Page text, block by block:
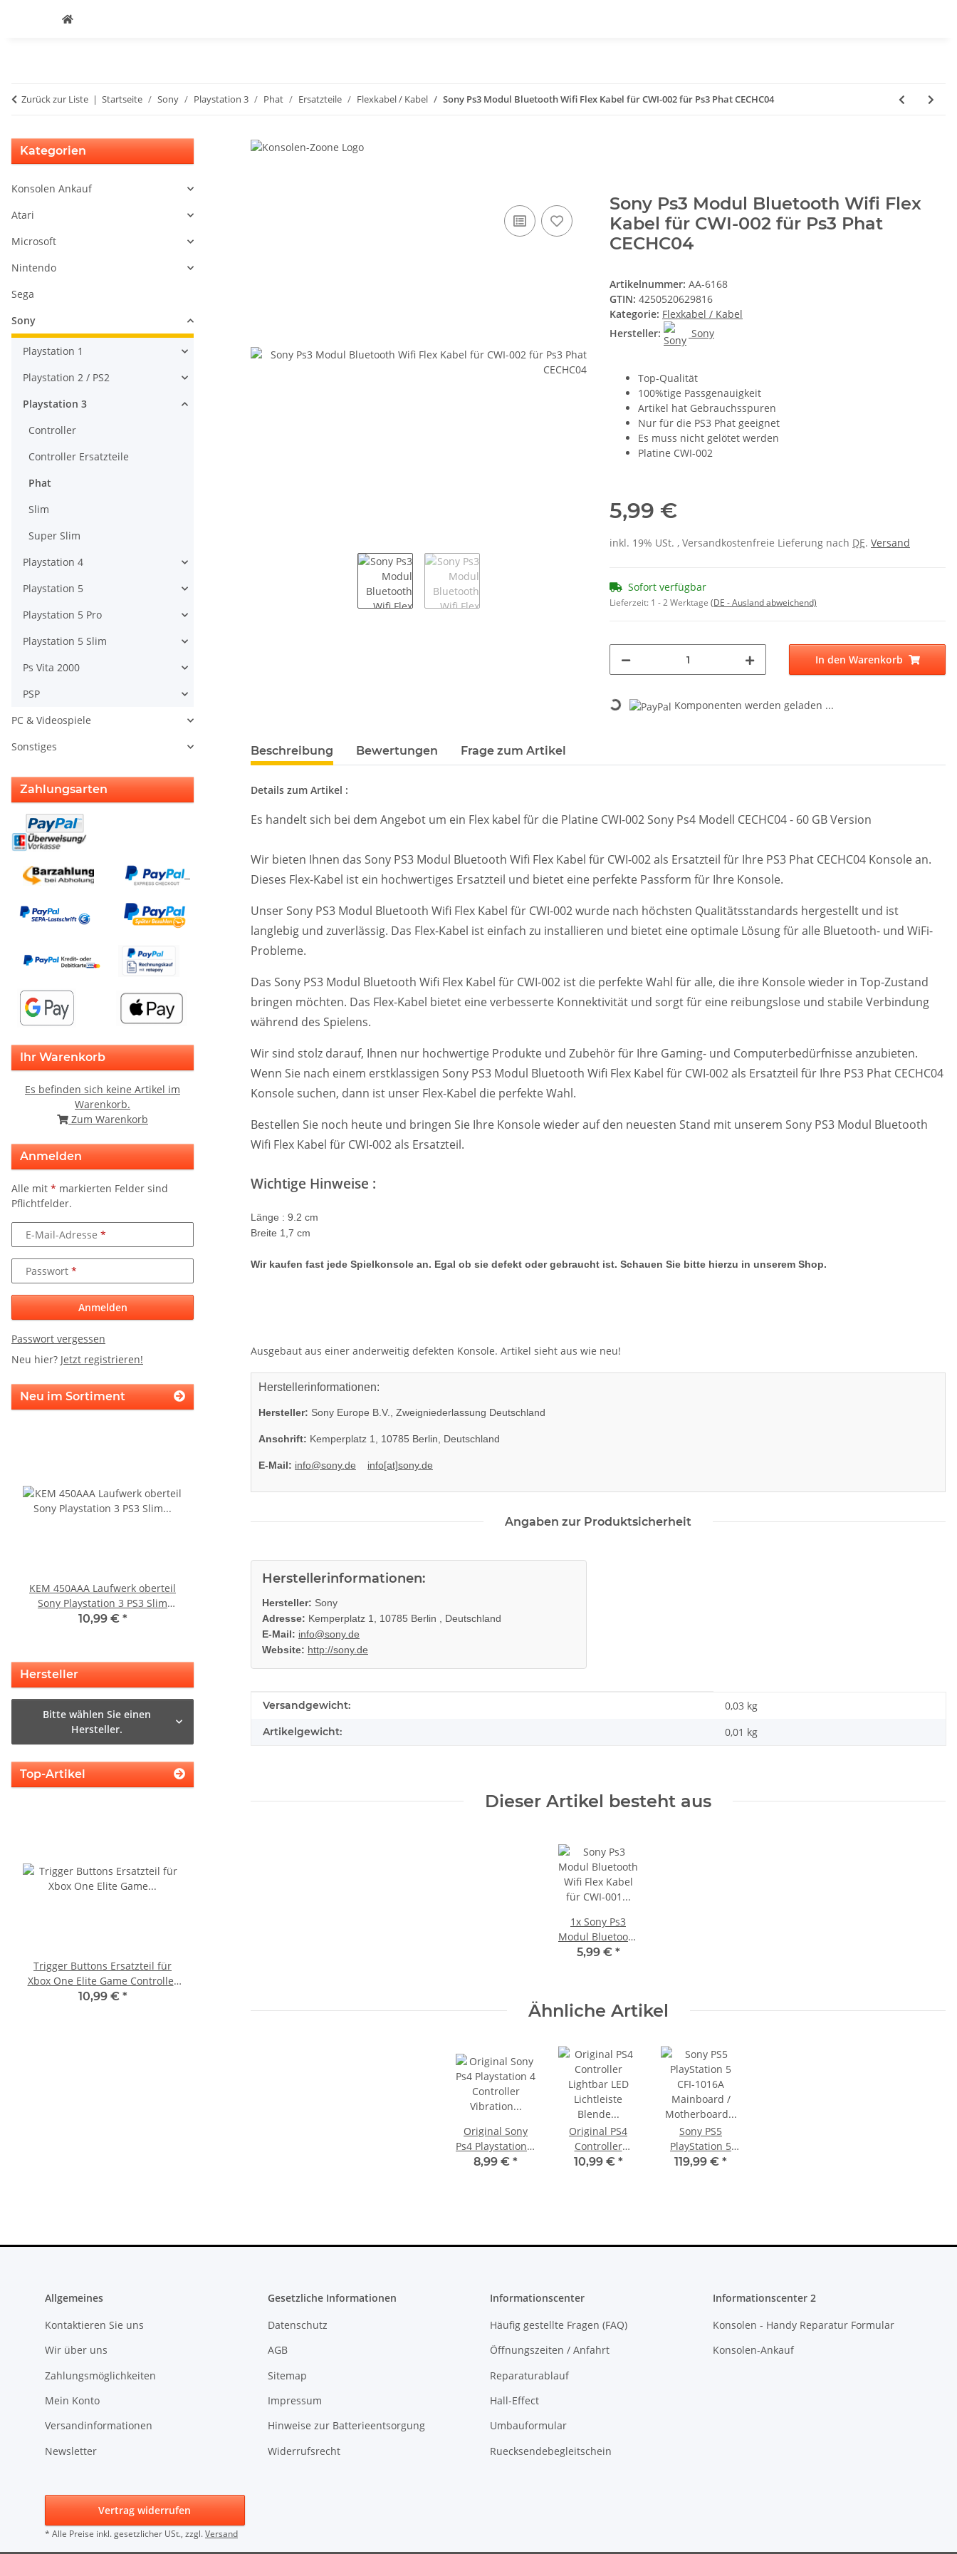
Zurück zur Liste Startseite Sony Playstation 3 Phat Ersatzteile Flexkabel / Kabel Sony Ps3 Modul Bluetooth Wifi Flex Kabel für CWI-002 für Ps3 Phat CECHC04
Sony Ps3 Modul Bluetooth Wifi Flex
Kabel für CWI-002 für Ps3 Phat
CECHC04
Artikelnummer: AA-6168
GTIN: 4250520629816
Kategorie: Flexkabel / Kabel
Hersteller:
Sony
Top-Qualität
100%tige Passgenauigkeit
Artikel hat Gebrauchsspuren
Nur für die PS3 Phat geeignet
Es muss nicht gelötet werden
Platine CWI-002
5,99 €
inkl. 19% USt. , Versandkostenfreie Lieferung nach DE. Versand
Sofort verfügbar
Lieferzeit: 1 - 2 Werktage (DE - Ausland abweichend)
In den Warenkorb
Loading... Komponenten werden geladen ...
weitere Registerkarten anzeigen
Beschreibung Bewertungen Frage zum Artikel
Details zum Artikel :
Es handelt sich bei dem Angebot um ein Flex kabel für die Platine CWI-002 Sony Ps4 Modell CECHC04 - 60 GB Version
Wir bieten Ihnen das Sony PS3 Modul Bluetooth Wifi Flex Kabel für CWI-002 als Ersatzteil für Ihre PS3 Phat CECHC04 Konsole an.
Dieses Flex-Kabel ist ein hochwertiges Ersatzteil und bietet eine perfekte Passform für Ihre Konsole.
Unser Sony PS3 Modul Bluetooth Wifi Flex Kabel für CWI-002 wurde nach höchsten Qualitätsstandards hergestellt und ist
langlebig und zuverlässig. Das Flex-Kabel ist einfach zu installieren und bietet eine optimale Lösung für alle Bluetooth- und WiFi-
Probleme.
Das Sony PS3 Modul Bluetooth Wifi Flex Kabel für CWI-002 ist die perfekte Wahl für alle, die ihre Konsole wieder in Top-Zustand
bringen möchten. Das Flex-Kabel bietet eine verbesserte Konnektivität und sorgt für eine reibungslose und stabile Verbindung
während des Spielens.
Wir sind stolz darauf, Ihnen nur hochwertige Produkte und Zubehör für Ihre Gaming- und Computerbedürfnisse anzubieten.
Wenn Sie nach einem erstklassigen Sony PS3 Modul Bluetooth Wifi Flex Kabel für CWI-002 als Ersatzteil für Ihre PS3 Phat CECHC04
Konsole suchen, dann ist unser Flex-Kabel die perfekte Wahl.
Bestellen Sie noch heute und bringen Sie Ihre Konsole wieder auf den neuesten Stand mit unserem Sony PS3 Modul Bluetooth
Wifi Flex Kabel für CWI-002 als Ersatzteil.
Wichtige Hinweise :
Länge : 9.2 cm
Breite 1,7 cm
Wir kaufen fast jede Spielkonsole an. Egal ob sie defekt oder gebraucht ist. Schauen Sie bitte hierzu in unserem Shop.
Ausgebaut aus einer anderweitig defekten Konsole. Artikel sieht aus wie neu!
Herstellerinformationen:
Hersteller: Sony Europe B.V., Zweigniederlassung Deutschland
Anschrift: Kemperplatz 1, 10785 Berlin, Deutschland
E-Mail: info@sony.de info[at]sony.de
Angaben zur Produktsicherheit
Herstellerinformationen:
Hersteller: Sony
Adresse: Kemperplatz 1, 10785 Berlin , Deutschland
E-Mail: info@sony.de
Website: http://sony.de
Produkteigenschaft
Wert
Versandgewicht: 0,03 kg
Artikelgewicht: 0,01 kg
Dieser Artikel besteht aus
1x Sony Ps3
Modul Bluetooth
Wifi Flex Kabel
5,99 € *
Ähnliche Artikel
Original Sony
Ps4 Playstation 4
Controller
8,99 € *
Original PS4
Controller
Lightbar LED
10,99 € *
Sony PS5
PlayStation 5
CFI-1016A
119,99 € *
Kategorien
Konsolen Ankauf
Atari
Microsoft
Nintendo
Sega
Sony
Playstation 1
Playstation 2 / PS2
Playstation 3
Controller
Controller Ersatzteile
Phat
Slim
Super Slim
Playstation 4
Playstation 5
Playstation 5 Pro
Playstation 5 Slim
Ps Vita 2000
PSP
PC & Videospiele
Sonstiges
Zahlungsarten
Ihr Warenkorb
Es befinden sich keine Artikel im
Warenkorb.
Zum Warenkorb
Anmelden
Alle mit * markierten Felder sind
Pflichtfelder.
E-Mail-Adresse
Passwort
Anmelden
Passwort vergessen
Neu hier? Jetzt registrieren!
Neu im Sortiment
KEM 450AAA Laufwerk oberteil
Sony Playstation 3 PS3 Slim
gebraucht
10,99 € *
Laser für Sony Playstation 3 PS3
Slim
14,99 €*
Blu-Ray Laufwerk 320
12,99 €*
Hersteller
Bitte wählen Sie einen
Hersteller.
Top-Artikel
Trigger Buttons Ersatzteil für
Xbox One Elite Game Controller
Silber
10,99 € *
Allgemeines
Kontaktieren Sie uns
Wir über uns
Zahlungsmöglichkeiten
Mein Konto
Versandinformationen
Newsletter
Gesetzliche Informationen
Datenschutz
AGB
Sitemap
Impressum
Hinweise zur Batterieentsorgung
Widerrufsrecht
Informationscenter
Häufig gestellte Fragen (FAQ)
Öffnungszeiten / Anfahrt
Reparaturablauf
Hall-Effect
Umbauformular
Ruecksendebegleitschein
Informationscenter 2
Konsolen - Handy Reparatur Formular
Konsolen-Ankauf
Vertrag widerrufen
* Alle Preise inkl. gesetzlicher USt., zzgl.Versand